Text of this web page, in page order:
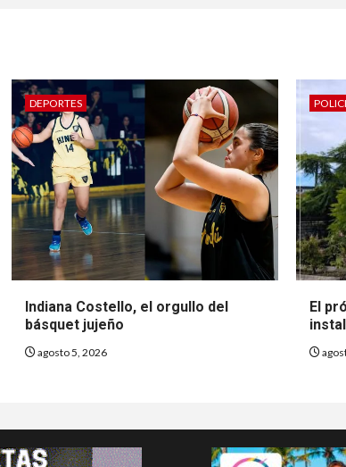
DEPORTES
Indiana Costello, el orgullo del
básquet jujeño
agosto 5, 2026
El